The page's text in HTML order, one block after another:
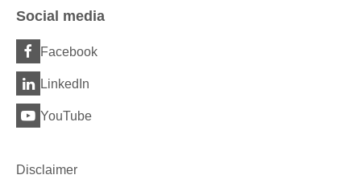
Social media
Facebook
LinkedIn
YouTube
Disclaimer